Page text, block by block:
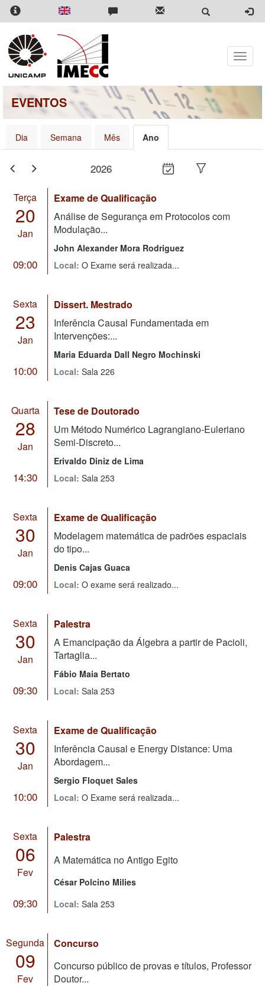
Pular
para
conteúdo
principal
Toggle
EVENTOS
Dia Semana Mês Ano
2026
Terça
20
Jan
09:00
Exame de Qualificação
Análise de Segurança em Protocolos com
Modulação...
John Alexander Mora Rodriguez
Local: O Exame será realizada...
Sexta
23
Jan
10:00
Dissert. Mestrado
Inferência Causal Fundamentada em
Intervenções:...
Maria Eduarda Dall Negro Mochinski
Local: Sala 226
Quarta
28
Jan
14:30
Tese de Doutorado
Um Método Numérico Lagrangiano-Euleriano
Semi-Discreto...
Erivaldo Diniz de Lima
Local: Sala 253
Sexta
30
Jan
09:00
Exame de Qualificação
Modelagem matemática de padrões espaciais
do tipo...
Denis Cajas Guaca
Local: O exame será realizado...
Sexta
30
Jan
09:30
Palestra
A Emancipação da Álgebra a partir de Pacioli,
Tartaglia...
Fábio Maia Bertato
Local: Sala 253
Sexta
30
Jan
10:00
Exame de Qualificação
Inferência Causal e Energy Distance: Uma
Abordagem...
Sergio Floquet Sales
Local: O Exame será realizada...
Sexta
06
Fev
09:30
Palestra
A Matemática no Antigo Egito
César Polcino Milies
Local: Sala 253
Segunda
09
Fev
Concurso
Concurso público de provas e títulos, Professor
Doutor...